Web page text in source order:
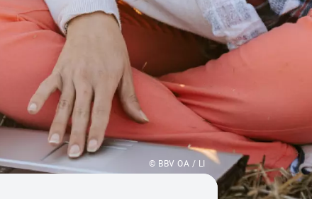
© BBV OA / LI